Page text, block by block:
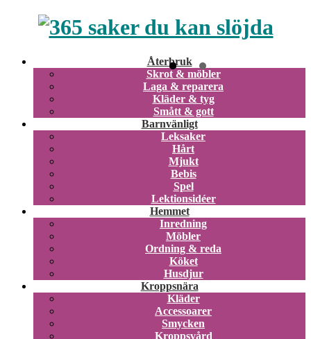
Återbruk
Skrot & möbler
Laga & reparera
Kläder & tyg
Smått & gott
Barnvänligt
Leksaker
Hårt
Mjukt
Bebis
Spel
Lektionsidéer
Hemmet
Inredning
Möbler
Ordning & reda
Köket
Husdjur
Kroppsnära
Kläder
Accessoarer
Smycken
Kroppsvård